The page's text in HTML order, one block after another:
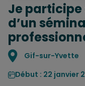
Je participe
d’un
Localisation
Gif-sur-Yvette
Début : 22 janvier